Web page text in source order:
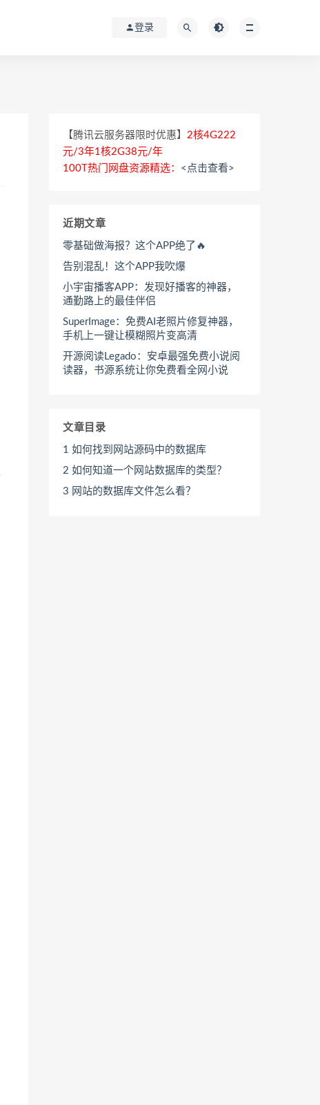
登录
【腾讯云服务器限时优惠】 2核4G222
元/3年1核2G38元/年
100T热门网盘资源精选： <点击查看>
近期文章
零基础做海报？这个APP绝了🔥
告别混乱！这个APP我吹爆
小宇宙播客APP：发现好播客的神器，
通勤路上的最佳伴侣
SuperImage：免费AI老照片修复神器，
手机上一键让模糊照片变高清
开源阅读Legado：安卓最强免费小说阅
读器，书源系统让你免费看全网小说
文章目录
1 如何找到网站源码中的数据库
2 如何知道一个网站数据库的类型？
3 网站的数据库文件怎么看？